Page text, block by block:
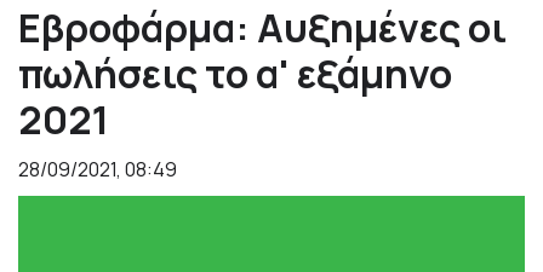
Εβροφάρμα: Αυξημένες οι
πωλήσεις το α' εξάμηνο
2021
28/09/2021, 08:49